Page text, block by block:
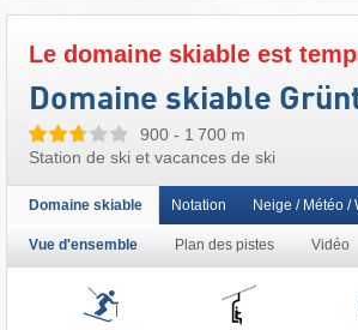
Le domaine skiable est
Domaine skiable
900 - 1 700 m
Station de ski et vacances de ski
Domaine skiable
Vue d'ensemble Plan des pistes Vidéo
Notation Neige / Météo /
Remontées
mécaniques